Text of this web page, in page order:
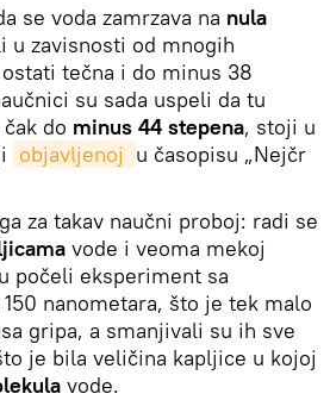
se voda zamrzava na nula
u zavisnosti od mnogih
tečna i do minus 38
su sada uspeli da tu
do minus 44 stepena, stoji u
objavljenoj u časopisu „Nejčr
za takav naučni proboj: radi se
vode i veoma mekoj
počeli eksperiment sa
nanometara, što je tek malo
gripa, a smanjivali su ih sve
je bila veličina kapljice u kojoj
vode.